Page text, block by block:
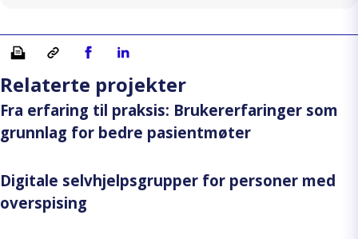
Skriv ut Kopiera länkDel på Facebook
Del på Linkedin
Relaterte projekter
Fra erfaring til praksis: Brukererfaringer som
grunnlag for bedre pasientmøter
Digitale selvhjelpsgrupper for personer med
overspising